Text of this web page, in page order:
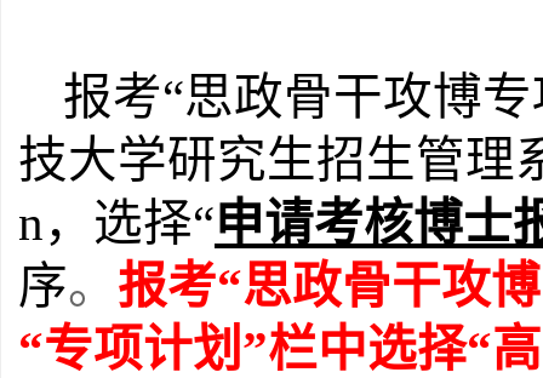
报考“思政骨干攻博
技大学研究生招生管理
n，选择“申请考核博士
序。 报考“思政骨干攻
“专项计划”栏中选择“